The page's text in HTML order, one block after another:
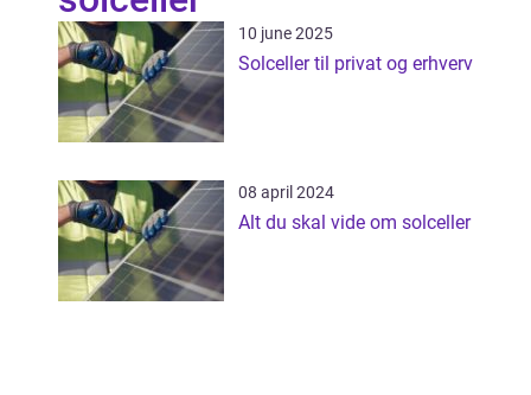
10 june 2025
Solceller til privat og erhverv
08 april 2024
Alt du skal vide om solceller